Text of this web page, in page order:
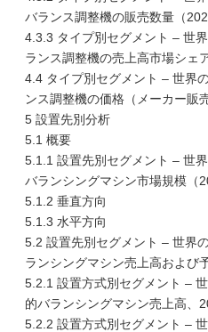
バランス調整機の販売数量（
4.3.3 タイプ別セグメント – 世
ランス調整機の売上高市場シェ
4.4 タイプ別セグメント – 世界
ンス調整機の価格（メーカー販
5 設置先別分析
5.1 概要
5.1.1 設置先別セグメント – 世
バランシングマシン市場規模（
5.1.2 垂直方向
5.1.3 水平方向
5.2 設置先別セグメント – 世界
ランシングマシン売上高および
5.2.1 設置方式別セグメント –
的バランシングマシン売上高、
5.2.2 設置方式別セグメント –